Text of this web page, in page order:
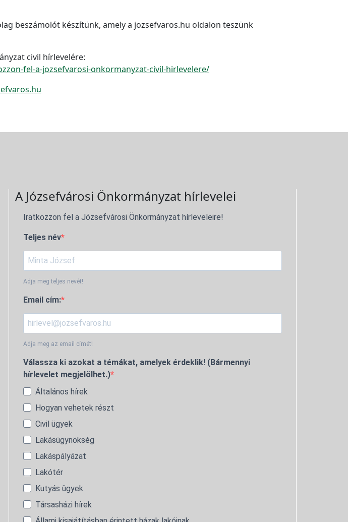
beszámolót készítünk, amely a jozsefvaros.hu oldalon teszünk
civil hírlevelére:
fel-a-jozsefvarosi-onkormanyzat-civil-hirlevelere/
A Józsefvárosi Önkormányzat hírlevelei
Iratkozzon fel a Józsefvárosi Önkormányzat hírleveleire!
Teljes név
Adja meg teljes nevét!
Email cím:
Adja meg az email címét!
Válassza ki azokat a témákat, amelyek érdeklik! (Bármennyi
hírlevelet megjelölhet.)
Általános hírek
Hogyan vehetek részt
Civil ügyek
Lakásügynökség
Lakáspályázat
Lakótér
Kutyás ügyek
Társasházi hírek